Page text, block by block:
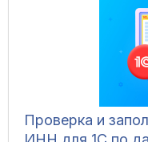
Проверка и